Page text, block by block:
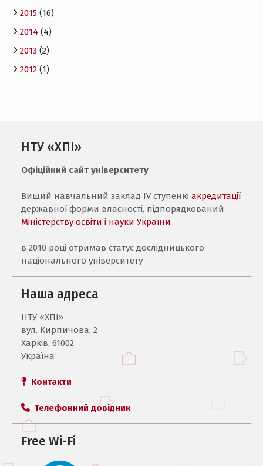
2015(16)
2014 (4)
2013(2)
2012(1)
НТУ «ХПІ»
Офіційний сайт університету
Вищий навчальний заклад IV ступенюакредитації
державної форми власності, підпорядкований
Міністерству освіти і науки України
в 2010 році отримав статус дослідницького
національного університету
Наша адреса
НТУ «ХПI»
вул. Кирпичова, 2
Харків, 61002
Україна
Контакти
Телефонний довідник
Free Wi-Fi